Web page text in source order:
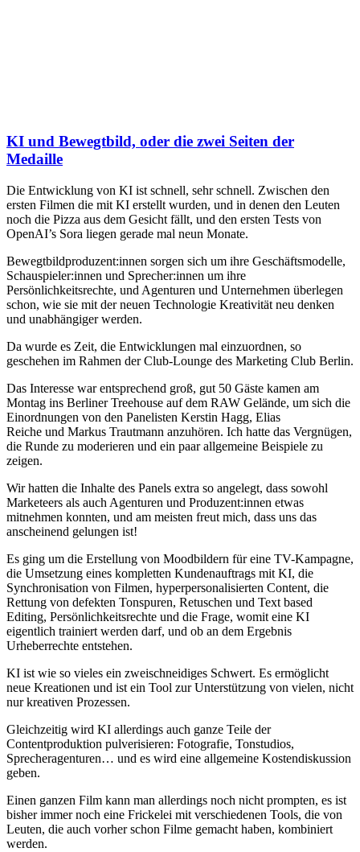
KI und Bewegtbild, oder die zwei Seiten der
Medaille
Die Entwicklung von KI ist schnell, sehr schnell. Zwischen den
ersten Filmen die mit KI erstellt wurden, und in denen den Leuten
noch die Pizza aus dem Gesicht fällt, und den ersten Tests von
OpenAI’s Sora liegen gerade mal neun Monate.
Bewegtbildproduzent:innen sorgen sich um ihre Geschäftsmodelle,
Schauspieler:innen und Sprecher:innen um ihre
Persönlichkeitsrechte, und Agenturen und Unternehmen überlegen
schon, wie sie mit der neuen Technologie Kreativität neu denken
und unabhängiger werden.
Da wurde es Zeit, die Entwicklungen mal einzuordnen, so
geschehen im Rahmen der Club-Lounge des Marketing Club Berlin.
Das Interesse war entsprechend groß, gut 50 Gäste kamen am
Montag ins Berliner Treehouse auf dem RAW Gelände, um sich die
Einordnungen von den Panelisten Kerstin Hagg, Elias
Reiche und Markus Trautmann anzuhören. Ich hatte das Vergnügen,
die Runde zu moderieren und ein paar allgemeine Beispiele zu
zeigen.
Wir hatten die Inhalte des Panels extra so angelegt, dass sowohl
Marketeers als auch Agenturen und Produzent:innen etwas
mitnehmen konnten, und am meisten freut mich, dass uns das
anscheinend gelungen ist!
Es ging um die Erstellung von Moodbildern für eine TV-Kampagne,
die Umsetzung eines kompletten Kundenauftrags mit KI, die
Synchronisation von Filmen, hyperpersonalisierten Content, die
Rettung von defekten Tonspuren, Retuschen und Text based
Editing, Persönlichkeitsrechte und die Frage, womit eine KI
eigentlich trainiert werden darf, und ob an dem Ergebnis
Urheberrechte entstehen.
KI ist wie so vieles ein zweischneidiges Schwert. Es ermöglicht
neue Kreationen und ist ein Tool zur Unterstützung von vielen, nicht
nur kreativen Prozessen.
Gleichzeitig wird KI allerdings auch ganze Teile der
Contentproduktion pulverisieren: Fotografie, Tonstudios,
Sprecheragenturen… und es wird eine allgemeine Kostendiskussion
geben.
Einen ganzen Film kann man allerdings noch nicht prompten, es ist
bisher immer noch eine Frickelei mit verschiedenen Tools, die von
Leuten, die auch vorher schon Filme gemacht haben, kombiniert
werden.